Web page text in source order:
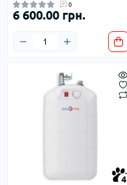
0
6 600.00 грн.
4